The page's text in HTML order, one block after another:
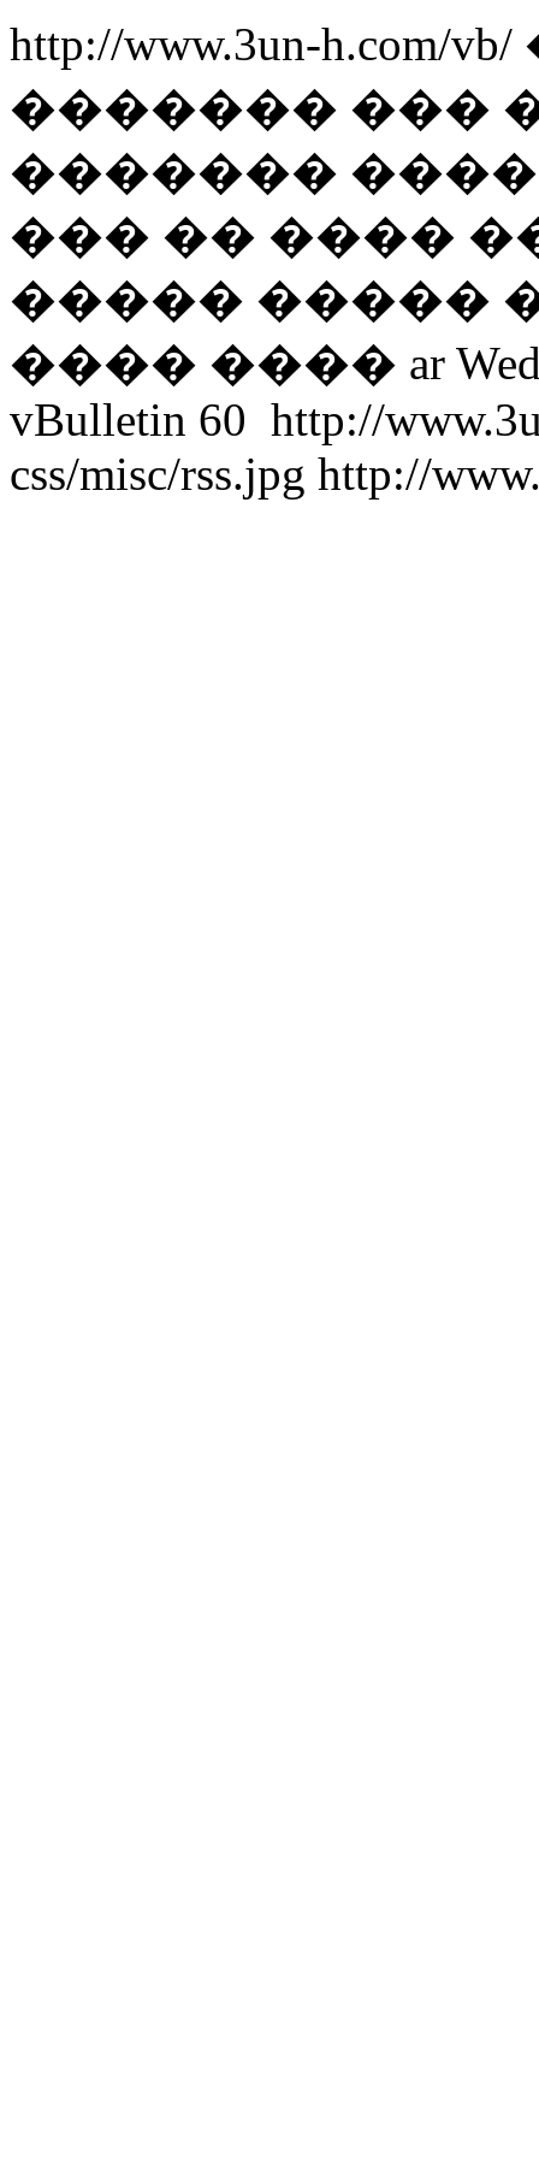
http://www.3un-h.com/vb/
������� ���
������� �����
��� �� ����
����� �����
���� ���� ar
vBulletin 60 http://
css/misc/rss.jpg http://